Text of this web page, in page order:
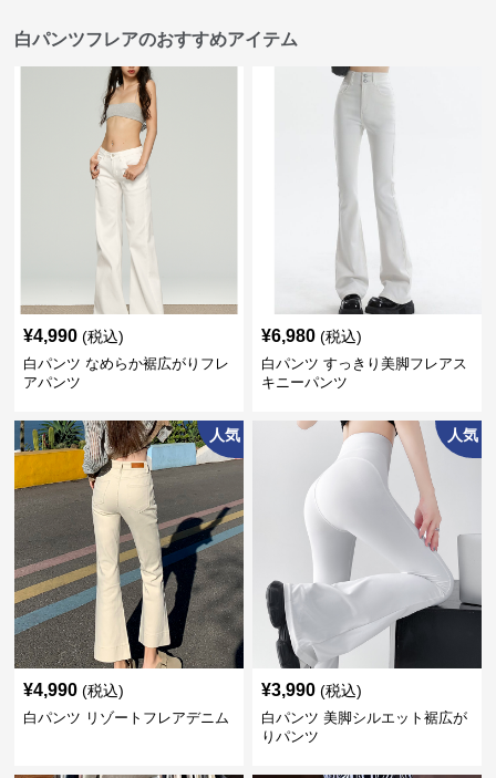
白パンツフレアのおすすめアイテム
¥4,990 (税込)
白パンツ なめらか裾広がりフレ
アパンツ
¥6,980 (税込)
白パンツ すっきり美脚フレアス
キニーパンツ
人気
¥4,990 (税込)
白パンツ リゾートフレアデニム
人気
¥3,990 (税込)
白パンツ 美脚シルエット裾広が
りパンツ